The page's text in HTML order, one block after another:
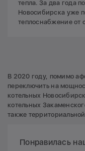
тепла. За два года
Новосибирска уже
теплоснабжение от
В 2020 году, помимо
переключить на
котельных
котельных
также
Понравилась